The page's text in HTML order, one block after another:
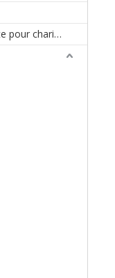
Grues à flèche volante pour chariot élévateur